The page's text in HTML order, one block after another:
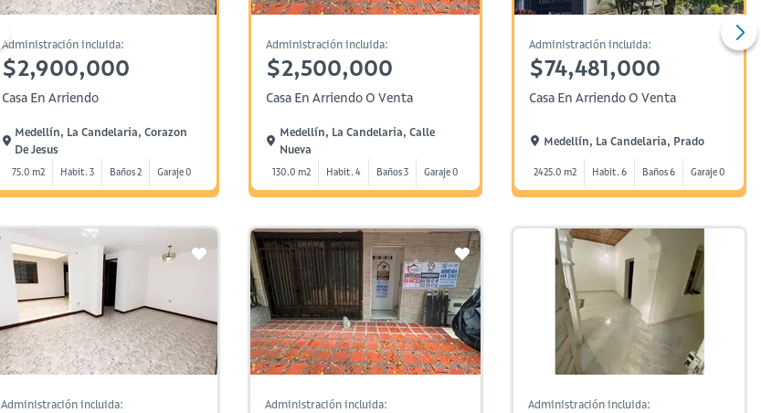
Administración incluida:
$2,900,000
Casa En Arriendo
Medellín, La Candelaria, Corazon
De Jesus
75.0 m2 Habit. 3 Baños 2 Garaje 0
Administración incluida:
$2,500,000
Casa En Arriendo O Venta
Medellín, La Candelaria, Calle
Nueva
130.0 m2 Habit. 4 Baños 3 Garaje 0
Administración incluida:
$74,481,000
Casa En Arriendo O Venta
Medellín, La Candelaria, Prado
2425.0 m2 Habit. 6 Baños 6 Garaje 0
Administración incluida: Administración incluida: Administración incluida: